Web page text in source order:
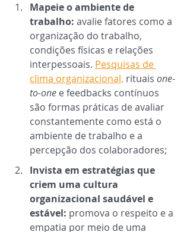
Mapeie o ambiente de
trabalho: avalie fatores como a
organização do trabalho,
condições físicas e relações
interpessoais. Pesquisas de
clima organizacional, rituais one-
to-one e feedbacks contínuos
são formas práticas de avaliar
constantemente como está o
ambiente de trabalho e a
percepção dos colaboradores;
Invista em estratégias que
criem uma cultura
organizacional saudável e
estável: promova o respeito e a
empatia por meio de uma